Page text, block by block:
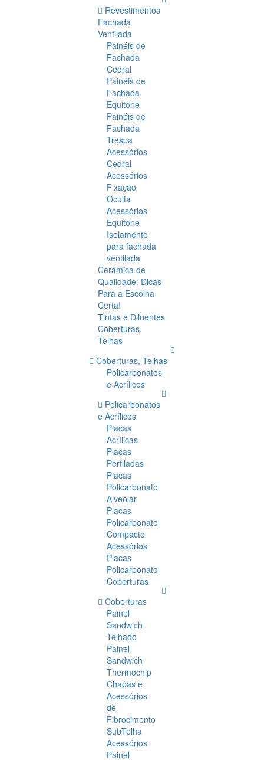
Revestimentos
Fachada
Ventilada
Painéis de
Fachada
Cedral
Painéis de
Fachada
Equitone
Painéis de
Fachada
Trespa
Acessórios
Cedral
Acessórios
Fixação
Oculta
Acessórios
Equitone
Isolamento
para fachada
ventilada
Cerâmica de
Qualidade: Dicas
Para a Escolha
Certa!
Tintas e Diluentes
Coberturas,
Telhas
Coberturas, Telhas
Policarbonatos
e Acrílicos
Policarbonatos
e Acrílicos
Placas
Acrílicas
Placas
Perfiladas
Placas
Policarbonato
Alveolar
Placas
Policarbonato
Compacto
Acessórios
Placas
Policarbonato
Coberturas
Coberturas
Painel
Sandwich
Telhado
Painel
Sandwich
Thermochip
Chapas e
Acessórios
de
Fibrocimento
SubTelha
Acessórios
Painel